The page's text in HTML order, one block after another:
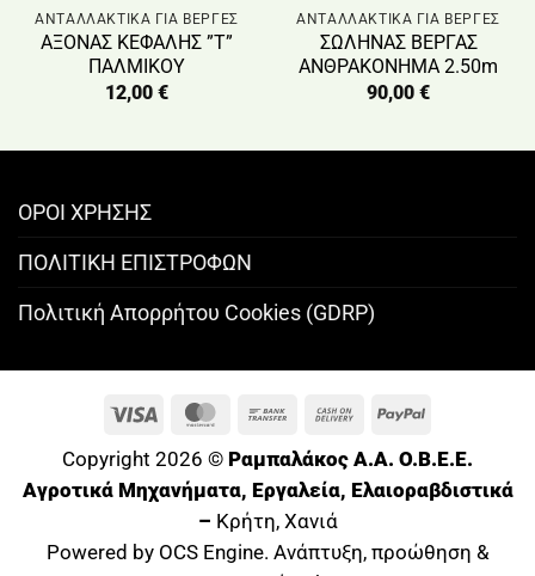
ΑΝΤΑΛΛΑΚΤΙΚΑ ΓΙΑ ΒΕΡΓΕΣ
ΑΞΟΝΑΣ ΚΕΦΑΛΗΣ ”Τ”
ΠΑΛΜΙΚΟΥ
12,00 €
ΑΝΤΑΛΛΑΚΤΙΚΑ ΓΙΑ ΒΕΡΓΕΣ
ΣΩΛΗΝΑΣ ΒΕΡΓΑΣ
ΑΝΘΡΑΚΟΝΗΜΑ 2.50m
90,00 €
ΟΡΟΙ ΧΡΗΣΗΣ
ΠΟΛΙΤΙΚΗ ΕΠΙΣΤΡΟΦΩΝ
Πολιτική Απορρήτου Cookies (GDRP)
Visa MasterCard
Bank
Cash
PayPal
Copyright 2026 © Ραμπαλάκος A.A. O.B.E.E.
Αγροτικά Μηχανήματα, Εργαλεία, Ελαιοραβδιστικά
– Κρήτη, Χανιά
Powered by OCS Engine. Ανάπτυξη, προώθηση &